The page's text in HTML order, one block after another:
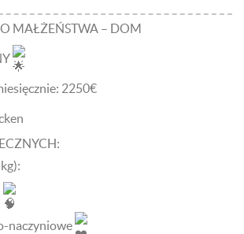
MAŁŻEŃSTWA – DOM
2250€
naczyniowe